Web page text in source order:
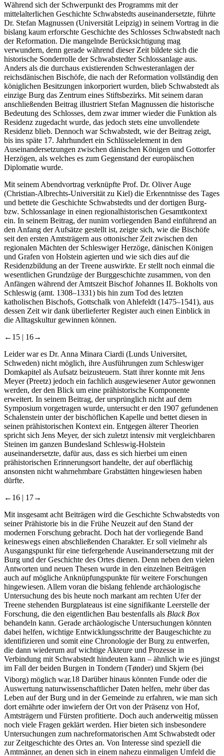
Während sich der Schwerpunkt des Programms mit der
mittelalterlichen Geschichte Schwabstedts auseinandersetzte, führte
Dr. Stefan Magnussen (Universität Leipzig) in seinem Vortrag in die
bislang kaum erforschte Geschichte des Schlosses Schwabstedt nach
der Reformation. Die mangelnde Berücksichtigung mag
verwundern, denn gerade während dieser Zeit bildete sich die
historische Sonderrolle der Schwabstedter Schlossanlage aus.
Anders als die durchaus existierenden Schwesteranlagen der
reichsdänischen Bischöfe, die nach der Reformation vollständig den
königlichen Besitzungen inkorporiert wurden, blieb Schwabstedt als
einzige Burg das Zentrum eines Stiftsbezirks. Mit seinem daran
anschließenden Beitrag illustriert Stefan Magnussen die historische
Bedeutung des Schlosses, dem zwar immer wieder die Funktion als
Residenz zugedacht wurde, das jedoch stets eine unvollendete
Residenz blieb. Dennoch war Schwabstedt, wie der Beitrag zeigt,
bis ins späte 17. Jahrhundert ein Schlüsselelement in den
Auseinandersetzungen zwischen dänischen Königen und Gottorfer
Herzögen, als welches es zum Gegenstand der europäischen
Diplomatie wurde.
Mit seinem Abendvortrag verknüpfte Prof. Dr. Oliver Auge
(Christian-Albrechts-Universität zu Kiel) die Erkenntnisse des Tages
und bettete die Geschichte Schwabstedts und der dortigen Burg-
bzw. Schlossanlage in einen regionalhistorischen Gesamtkontext
ein. In seinem Beitrag, der nunim vorliegenden Band einführend an
den Anfang der Aufsätze gestellt ist, zeigte sich, wie die Bischöfe
seit den ersten Amtsträgern aus ottonischer Zeit zwischen den
regionalen Mächten der Schleswiger Herzöge, dänischen Königen
und Grafen von Holstein agierten und wie sich dies auf die
Residenzbildung an der Treene auswirkte. Er stellt noch einmal die
wesentlichen Grundzüge der Burggeschichte zusammen, von den
Anfängen während der Amtszeit Bischof Johannes II. Bokholts von
Schleswig (amt. 1308–1331) bis hin zum Tod des letzten
katholischen Bischofs, Gottschalk von Ahlefeldt (1475–1541), aus
dessen Zeit wir dank überlieferter Register auch einen Einblick in
die Alltagskultur gewinnen können.
←15 | 16→
Leider war es Dr. Anna Minara Ciardi (Lunds Universitet,
Schweden) nicht möglich, ihre Ausführungen zum Schleswiger
Domkapitel als Aufsatz beizusteuern. Statt ihrer konnte mit Jens
Meyer (Preetz) jedoch ein fachlich ausgewiesener Autor gewonnen
werden, der den Blick um eine prähistorische Komponente
erweitert. In seinem Beitrag, der ursprünglich nicht auf dem
Symposium vorgetragen wurde, untersucht er den 1907 gefundenen
Schalenstein unter der bischöflichen Kapelle und bettet diesen in
seinen prähistorischen Kontext ein. Entgegen älterer Theorien
spricht sich Jens Meyer, der sich zuletzt intensiv mit vergleichbaren
Steinen im ganzen Bundesland Schleswig-Holstein
auseinandersetzte, dafür aus, dass es sich hierbei um einen
prähistorischen Erinnerungsort handelte, der auf oberflächig
ansonsten nicht wahrnehmbare Grabstätten hingewiesen haben
dürfte.
←16 | 17→
Mit insgesamt acht Beiträgen wird die Geschichte Schwabstedts von
seiner Prähistorie bis in die Frühe Neuzeit auf den Stand der
modernen Forschung gebracht. Doch hat der vorliegende Band
keineswegs einen abschließenden Charakter. Er soll vielmehr als
Ausgangspunkt für eine tiefergehende Auseinandersetzung mit der
Burg und der Geschichte des Ortes dienen. Denn neben den vielen
Antworten und neuen Thesen wurde in den einzelnen Beiträgen
auch auf mögliche Anknüpfungspunkte für weitere Forschungen
hingewiesen. Allem voran die bislang fehlende archäologische
Untersuchung des bis heute noch markant am rechten Ufer der
Treene stehenden Burgplateaus ist eine signifikante Leerstelle der
Forschung, die den eigentlichen Bau bestenfalls als Black Box
behandeln kann. Gerade archäologische Untersuchungen könnten
dabei helfen, wichtige Entwicklungsschritte der Baugeschichte zu
identifizieren und somit eine Chronologie der Burg zu entwerfen,
die dann wiederum auf wichtige Akteure und Prozesse in
Verbindung mit Schwabstedt hindeuten kann – ähnlich wie es jüngst
im Fall der beiden Burgen in Tondern (Tønder) und Skjern (bei
Viborg) möglich war.18 Darüber hinaus könnten Funde oder die
Auswertung naturwissenschaftlicher Daten helfen, mehr über das
Leben auf der Burg und in der Gemeinde zu erfahren, wie man sich
dort ernährte oder inwiefern der Ort von der Präsenz von Hof,
Amtsträgern und Fürsten profitierte. Doch auch anderweitig müssen
noch viele Fragen geklärt werden. Hier bieten sich insbesondere
Untersuchungen zum nachreformatorischen Amt Schwabstedt oder
zur Zeitgeschichte des Ortes an. Von Interesse sind speziell die
Amtmänner, an denen sich in einem nahezu einmaligen Umfeld die